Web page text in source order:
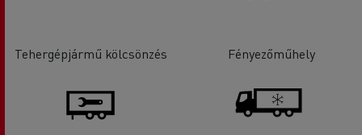
Tehergépjármű kölcsönzés Fényezőműhely